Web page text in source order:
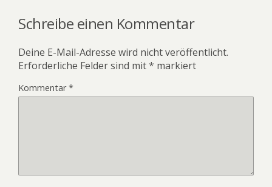
Schreibe einen Kommentar
Deine E-Mail-Adresse wird nicht veröffentlicht.
Erforderliche Felder sind mit* markiert
Kommentar*